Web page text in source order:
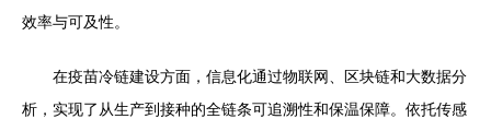
效率与可及性。
在疫苗冷链建设方面，信息化通过物联网、区块链和大数据分
析，实现了从生产到接种的全链条可追溯性和保温保障。依托传感